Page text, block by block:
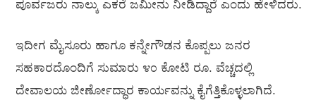
ಪೂರ್ವಜರು ನಾಲ್ಕು ಎಕರೆ ಜಮೀನು ನೀಡಿದ್ದಾರೆ ಎಂದು ಹೇಳಿದರು.
ಇದೀಗ ಮೈಸೂರು ಹಾಗೂ ಕನ್ನೇಗೌಡನ ಕೊಪ್ಪಲು ಜನರ
ಸಹಕಾರದೊಂದಿಗೆ ಸುಮಾರು ೪೦ ಕೋಟಿ ರೂ. ವೆಚ್ಚದಲ್ಲಿ
ದೇವಾಲಯ ಜೀರ್ಣೋದ್ಧಾರ ಕಾರ್ಯವನ್ನು ಕೈಗೆತ್ತಿಕೊಳ್ಳಲಾಗಿದೆ.